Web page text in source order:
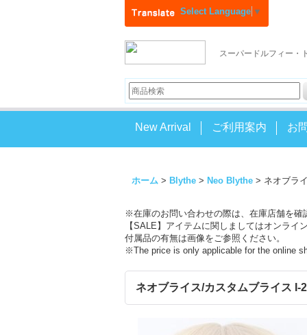
Select Language ▼
スーパードルフィー・
New Arrival ご利用案内 お
ホーム > Blythe > Neo Blythe > ネオブラ
※在庫のお問い合わせの際は、在庫店舗を確
【SALE】アイテムに関しましてはオンライ
付属品の有無は画像をご参照ください。
※The price is only applicable for the online
ネオブライス/カスタムブライス I-